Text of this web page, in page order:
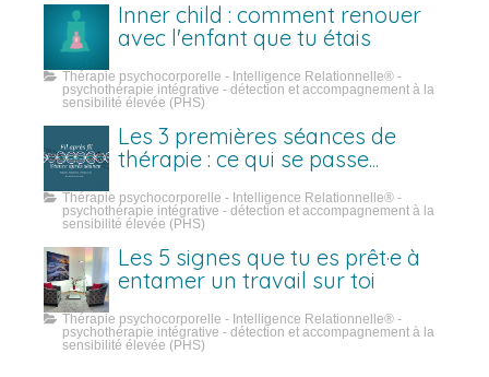
Inner child : comment renouer
avec l'enfant que tu étais
Thérapie psychocorporelle - Intelligence Relationnelle® -
psychothérapie intégrative - détection et accompagnement à la
sensibilité élevée (PHS)
Les 3 premières séances de
thérapie : ce qui se passe
Thérapie psychocorporelle - Intelligence Relationnelle® -
psychothérapie intégrative - détection et accompagnement à la
sensibilité élevée (PHS)
Les 5 signes que tu es prêt·e à
entamer un travail sur toi
Thérapie psychocorporelle - Intelligence Relationnelle® -
psychothérapie intégrative - détection et accompagnement à la
sensibilité élevée (PHS)